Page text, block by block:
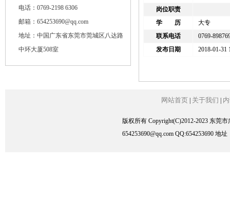
电话：0769-2198 6306
邮箱：654253690@qq.com
地址：中国广东省东莞市莞城区八达路
中环大厦508室
岗位职责
学 历
大专
联系电话
0769-
发布日期
2018-01-31
网站首页 关于我们
版权所有 Copyright(C)2012-2023 东莞
654253690@qq.com QQ:654253690 地